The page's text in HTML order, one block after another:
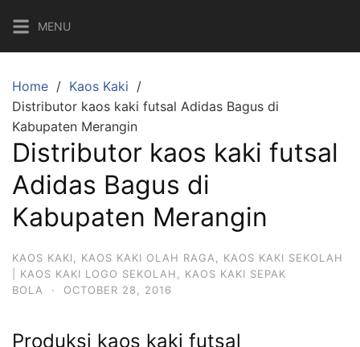
content
MENU
Home
Kaos Kaki
Distributor kaos kaki futsal Adidas Bagus di
Kabupaten Merangin
Distributor kaos kaki futsal
Adidas Bagus di
Kabupaten Merangin
KAOS KAKI KAOS KAKI OLAH RAGA
KAOS KAKI SEKOLAH
| KAOS KAKI LOGO SEKOLAH
KAOS KAKI SEPAK
BOLA
· OCTOBER 28, 2016
Produksi kaos kaki futsal